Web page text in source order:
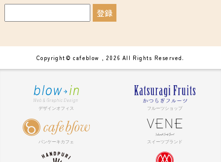
Copyright© cafeblow , 2026 All Rights Reserved.